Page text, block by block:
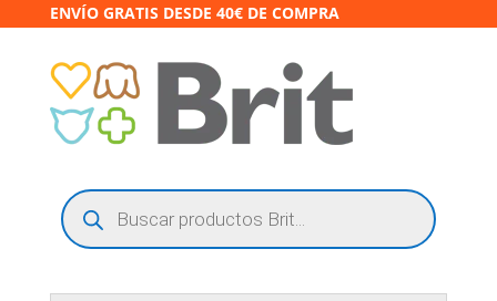
ENVÍO GRATIS DESDE 40€ DE COMPRA
Búsqueda
de
productos